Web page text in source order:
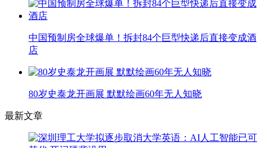
中国预制房全球爆单！拆封84个巨型快递后直接变成酒
店
80岁史泰龙开画展 默默绘画60年无人知晓
最新文章